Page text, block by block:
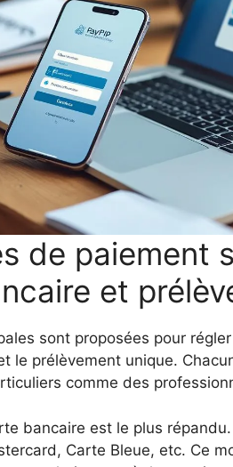
de paiement
et
sont proposées pour
le prélèvement unique.
comme des
bancaire est le plus
Carte Bleue, etc. Ce